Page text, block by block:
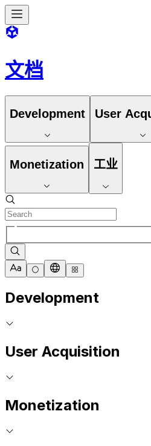
文档
Development User
Monetization 工业
Development
User Acquisition
Monetization